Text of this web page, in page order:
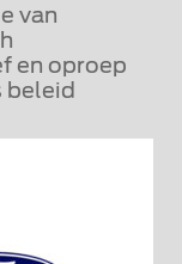
van
en oproep
beleid